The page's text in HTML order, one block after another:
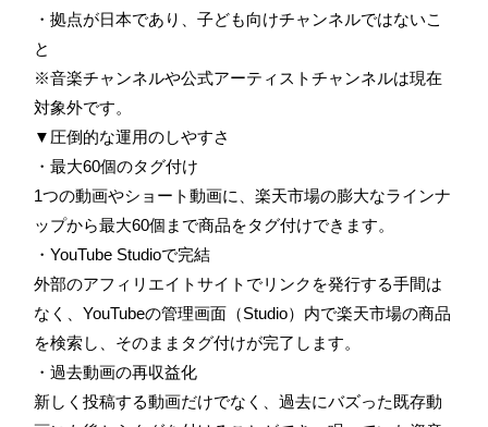
・拠点が日本であり、子ども向けチャンネルではないこ
と
※音楽チャンネルや公式アーティストチャンネルは現在
対象外です。
▼圧倒的な運用のしやすさ
・最大60個のタグ付け
1つの動画やショート動画に、楽天市場の膨大なラインナ
ップから最大60個まで商品をタグ付けできます。
・YouTube Studioで完結
外部のアフィリエイトサイトでリンクを発行する手間は
なく、YouTubeの管理画面（Studio）内で楽天市場の商品
を検索し、そのままタグ付けが完了します。
・過去動画の再収益化
新しく投稿する動画だけでなく、過去にバズった既存動